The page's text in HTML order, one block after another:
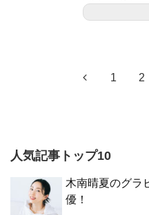
1 2
人気記事トップ10
木南晴夏のグラ
優！